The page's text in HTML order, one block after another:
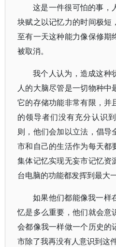
这是一件很可怕的事，
块赋之以记忆力的时间极短
至有一天这种能力像保修期
被取消。
我个人认为，造成这种
人的大脑尽管是一切物种中
它的存储功能非常有限，并
的领导者们没有充分认识
则，他们会加以立法，倡导
市和自己的生活作为每天都
集体记忆实现无妄市记忆资
台电脑的功能都发挥到最大一
如果他们都能像我一样
忆是多么重要，他们就会意
会都像我一样做一个历史的
市除了我再没有人意识到这